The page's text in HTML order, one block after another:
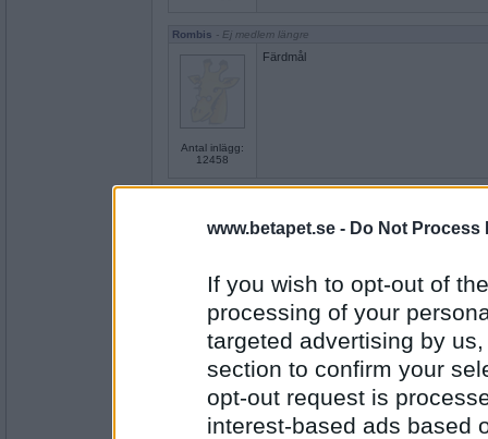
www.betapet.se - Do Not Process
If you wish to opt-out of
processing of your
targeted advertising by
section to confirm your
opt-out request is
interest-based ads based
Rombis - Ej medlem längre
Antal inlägg:
12458
Färdmål
Antal inlägg:
11487
Limfärg
- Ej medlem längre